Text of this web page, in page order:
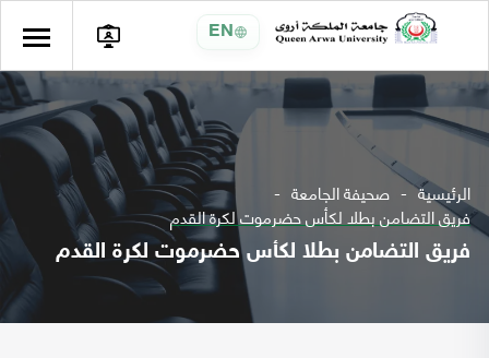
EN
الرئيسية صحيفة الجامعة
فريق التضامن بطلا لكأس حضرموت لكرة القدم
فريق التضامن بطلا لكأس حضرموت لكرة القدم